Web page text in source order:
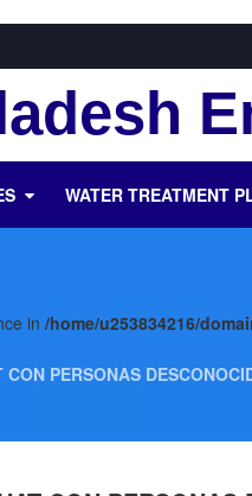
WATER TREATMENT
in /home/u253834216/
CON PERSONAS